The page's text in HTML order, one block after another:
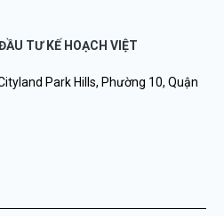
TƯ KẾ HOẠCH VIỆT
Park Hills, Phường 10, Quận